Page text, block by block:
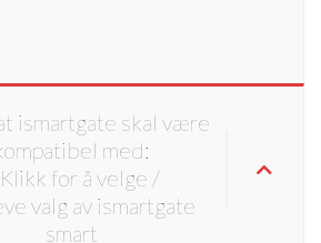
ismartgate skal være
med: